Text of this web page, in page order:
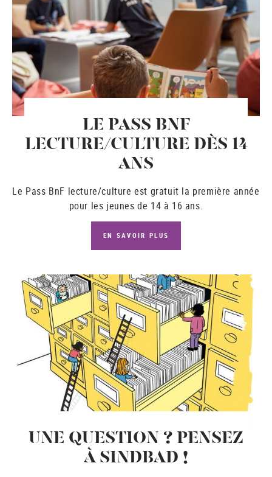
LE PASS BNF
LECTURE/CULTURE DÈS 14
ANS
Le Pass BnF lecture/culture est gratuit la première année
pour les jeunes de 14 à 16 ans.
EN SAVOIR PLUS
UNE QUESTION ? PENSEZ
À SINDBAD !